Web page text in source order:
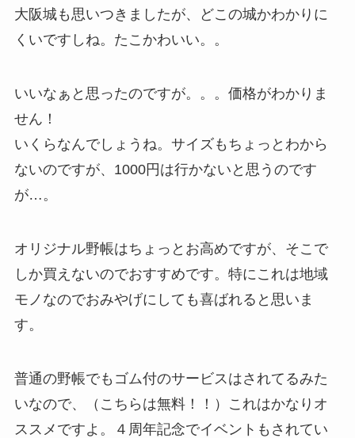
大阪城も思いつきましたが、どこの城かわかりに
くいですしね。たこかわいい。。
いいなぁと思ったのですが。。。価格がわかりま
せん！
いくらなんでしょうね。サイズもちょっとわから
ないのですが、1000円は行かないと思うのです
が…。
オリジナル野帳はちょっとお高めですが、そこで
しか買えないのでおすすめです。特にこれは地域
モノなのでおみやげにしても喜ばれると思いま
す。
普通の野帳でもゴム付のサービスはされてるみた
いなので、（こちらは無料！！）これはかなりオ
ススメですよ。４周年記念でイベントもされてい